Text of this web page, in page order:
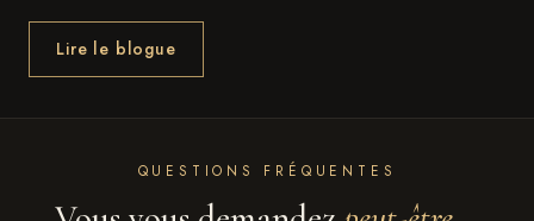
Lire le blogue
QUESTIONS FRÉQUENTES